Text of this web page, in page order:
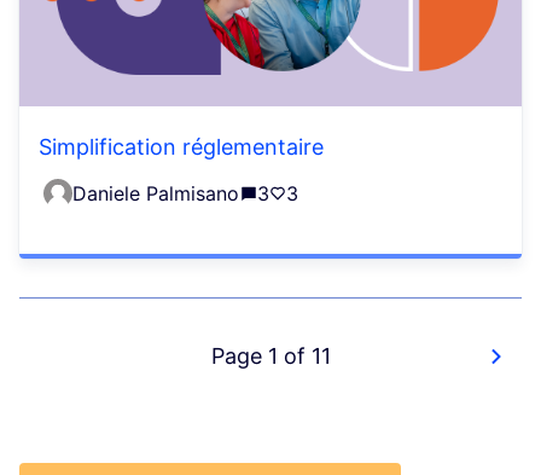
Simplification réglementaire
Daniele Palmisano 3 3
Page 1 of 11